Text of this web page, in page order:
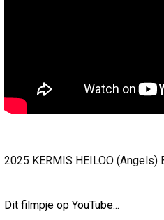
2025 KERMIS HEILOO (Angels)
Dit filmpje op YouTube...